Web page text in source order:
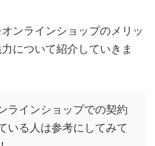
ンラインショップのメリッ
について紹介していきま
ラインショップでの契約
いる人は参考にしてみて